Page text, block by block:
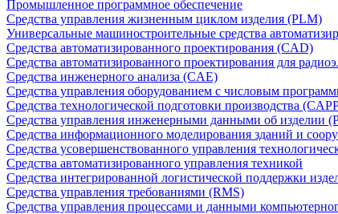
Промышленное программное обеспечение
Средства управления жизненным циклом изделия (PLM)
Универсальные машиностроительные средства
Средства автоматизированного проектирования (CAD)
Средства автоматизированного проектирования для
Средства инженерного анализа (CAE)
Средства управления оборудованием с числовым
Средства технологической подготовки производства
Средства управления инженерными данными об изделии
Средства информационного моделирования зданий и
Средства усовершенствованного управления
Средства автоматизированного управления техникой
Средства интегрированной логистической поддержки
Средства управления требованиями (RMS)
Средства управления процессами и данными